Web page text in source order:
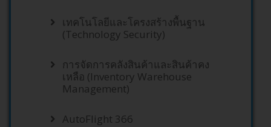
เทคโนโลยีและโครงสร้างพื้นฐาน
(Technology Security)
การจัดการคลังสินค้าและสินค้าคง
เหลือ (Inventory Warehouse
Management)
AutoFlight 366